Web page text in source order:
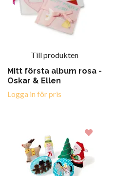
Till produkten
Mitt första album rosa -
Oskar & Ellen
Logga in för pris